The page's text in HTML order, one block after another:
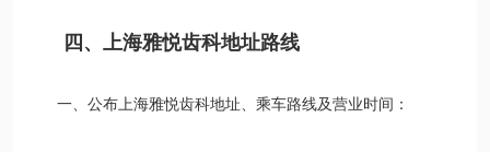
四、上海雅悦齿科地址路线
一、公布上海雅悦齿科地址、乘车路线及营业时间：